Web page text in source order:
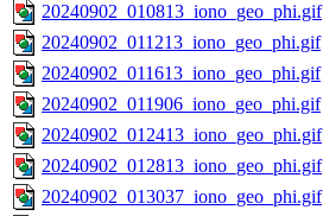
20240902_010813_iono_geo_phi.gif
20240902_011213_iono_geo_phi.gif
20240902_011613_iono_geo_phi.gif
20240902_011906_iono_geo_phi.gif
20240902_012413_iono_geo_phi.gif
20240902_012813_iono_geo_phi.gif
20240902_013037_iono_geo_phi.gif